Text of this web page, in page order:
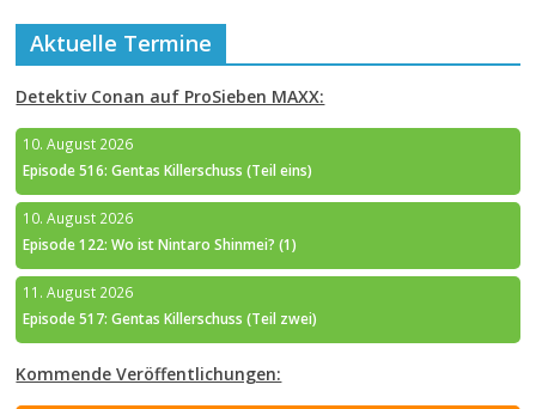
Aktuelle Termine
Detektiv Conan auf ProSieben MAXX:
10. August 2026
Episode 516: Gentas Killerschuss (Teil eins)
10. August 2026
Episode 122: Wo ist Nintaro Shinmei? (1)
11. August 2026
Episode 517: Gentas Killerschuss (Teil zwei)
Kommende Veröffentlichungen: